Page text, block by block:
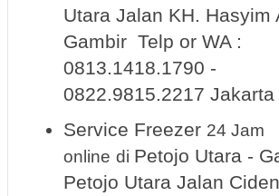
Utara Jalan KH. Hasyim
Gambir Telp or WA :
0813.1418.1790 -
0822.9815.2217 Jakarta
Service Freezer 24 Jam
online di Petojo Utara -
Petojo Utara Jalan